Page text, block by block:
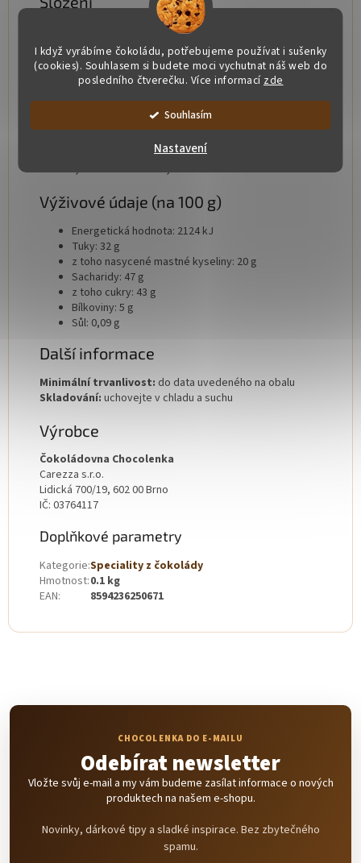
I když vyrábíme čokoládu, potřebujeme používat i sušenky
(cookies). Souhlasem si budete moci vychutnat náš web do
posledního čtverečku. Více informací zde
Souhlasím
Nastavení
kakaová hmota, kakaové máslo, cukr,
SMETANA,LÍSKOVÝ OŘECH, marakuja, pomeranč, mango,
malina, ostružina, ananas, limetka,MÁSLO, kokos,
sorbitol,SOJOVÝ LECITIN, sůl, skořice, přírodní vanilkové
MLÉKO, LÍSKOVÉ OŘECHY, SOJA
Výživové údaje (na 100 g)
Energetická hodnota: 2124 kJ
Tuky: 32 g
z toho nasycené mastné kyseliny: 20 g
Sacharidy: 47 g
z toho cukry: 43 g
Bílkoviny: 5 g
Sůl: 0,09 g
Další informace
Minimální trvanlivost: do data uvedeného na obalu
Skladování: uchovejte v chladu a suchu
Výrobce
Čokoládovna Chocolenka
Carezza s.r.o.
Lidická 700/19, 602 00 Brno
IČ: 03764117
Doplňkové parametry
Kategorie:Speciality z čokolády
Hmotnost:0.1 kg
EAN: 8594236250671
Odebírat newsletter
Vložte svůj e-mail a my vám budeme zasílat informace o nových
produktech na našem e-shopu.
Novinky, dárkové tipy a sladké inspirace. Bez zbytečného
spamu.